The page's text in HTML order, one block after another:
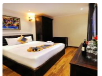
Chi tiết phòng